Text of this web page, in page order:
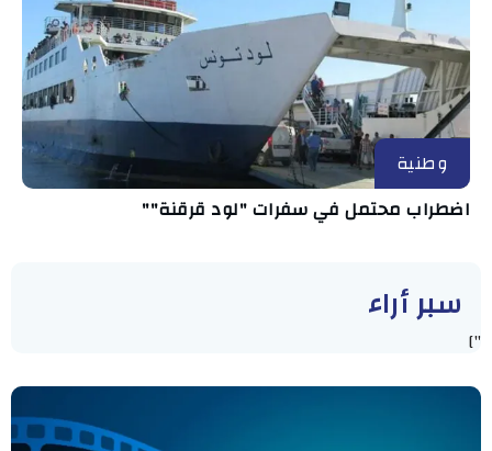
وطنية
اضطراب محتمل في سفرات "لود قرقنة""
سبر أراء
"]